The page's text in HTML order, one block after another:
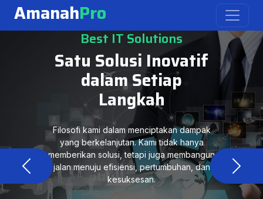
AmanahPro
Best IT Solutions
Satu Solusi Inovatif
dalam Setiap
Langkah
Filosofi kami dalam menciptakan dampak
yang berkelanjutan. Kami tidak hanya
memberikan solusi, tetapi juga membangun
jalan menuju efisiensi, pertumbuhan, dan
kesuksesan.
Previous Next